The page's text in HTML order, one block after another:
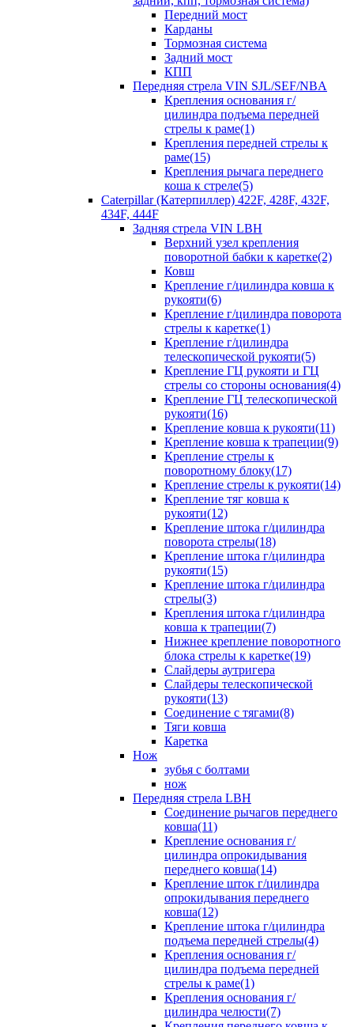
Передний мост
Карданы
Тормозная система
Задний мост
КПП
Передняя стрела VIN SJL/SEF/NBA
Крепления основания г/
цилиндра подъема передней
стрелы к раме(1)
Крепления передней стрелы к
раме(15)
Крепления рычага переднего
коша к стреле(5)
Caterpillar (Катерпиллер) 422F, 428F, 432F,
434F, 444F
Задняя стрела VIN LBH
Верхний узел крепления
поворотной бабки к каретке(2)
Ковш
Крепление г/цилиндра ковша к
рукояти(6)
Крепление г/цилиндра поворота
стрелы к каретке(1)
Крепление г/цилиндра
телескопической рукояти(5)
Крепление ГЦ рукояти и ГЦ
стрелы со стороны основания(4)
Крепление ГЦ телескопической
рукояти(16)
Крепление ковша к рукояти(11)
Крепление ковша к трапеции(9)
Крепление стрелы к
поворотному блоку(17)
Крепление стрелы к рукояти(14)
Крепление тяг ковша к
рукояти(12)
Крепление штока г/цилиндра
поворота стрелы(18)
Крепление штока г/цилиндра
рукояти(15)
Крепление штока г/цилиндра
стрелы(3)
Крепления штока г/цилиндра
ковша к трапеции(7)
Нижнее крепление поворотного
блока стрелы к каретке(19)
Слайдеры аутригера
Слайдеры телескопической
рукояти(13)
Соединение с тягами(8)
Тяги ковша
Каретка
Нож
зубья с болтами
нож
Передняя стрела LBH
Cоединение рычагов переднего
ковша(11)
Крепление основания г/
цилиндра опрокидывания
переднего ковша(14)
Крепление шток г/цилиндра
опрокидывания переднего
ковша(12)
Крепление штока г/цилиндра
подъема передней стрелы(4)
Крепления основания г/
цилиндра подъема передней
стрелы к раме(1)
Крепления основания г/
цилиндра челюсти(7)